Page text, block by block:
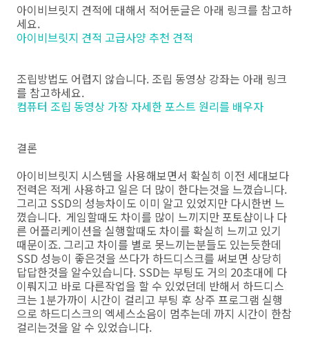
아이비브릿지 견적에 대해서 적어둔글은 아래 링크를 참고하
세요.
아이비브릿지 견적 고급사양 추천 견적
조립방법도 어렵지 않습니다. 조립 동영상 강좌는 아래 링크
를 참고하세요.
컴퓨터 조립 동영상 가장 자세한 포스트 원리를 배우자
결론
아이비브릿지 시스템을 사용해보면서 확실히 이전 세대보다
전력은 적게 사용하고 일은 더 많이 한다는것을 느꼈습니다.
그리고 SSD의 성능차이도 이미 알고 있었지만 다시한번 느
꼈습니다. 게임할때도 차이를 많이 느끼지만 포토샵이나 다
른 어플리케이션을 실행할때도 차이를 확실히 느끼고 있기
때문이죠. 그리고 차이를 별로 못느끼는분들도 있는듯한데
SSD 성능이 좋은것을 쓰다가 하드디스크를 써보면 상당히
답답한것을 알수있습니다. SSD는 부팅도 거의 20초대에 다
이뤄지고 바로 다른작업을 할 수 있었던데 반해서 하드디스
크는 1분가까이 시간이 걸리고 부팅 후 상주 프로그램 실행
으로 하드디스크의 엑세스소음이 멈추는데 까지 시간이 한참
걸리는것을 알 수 있었습니다.